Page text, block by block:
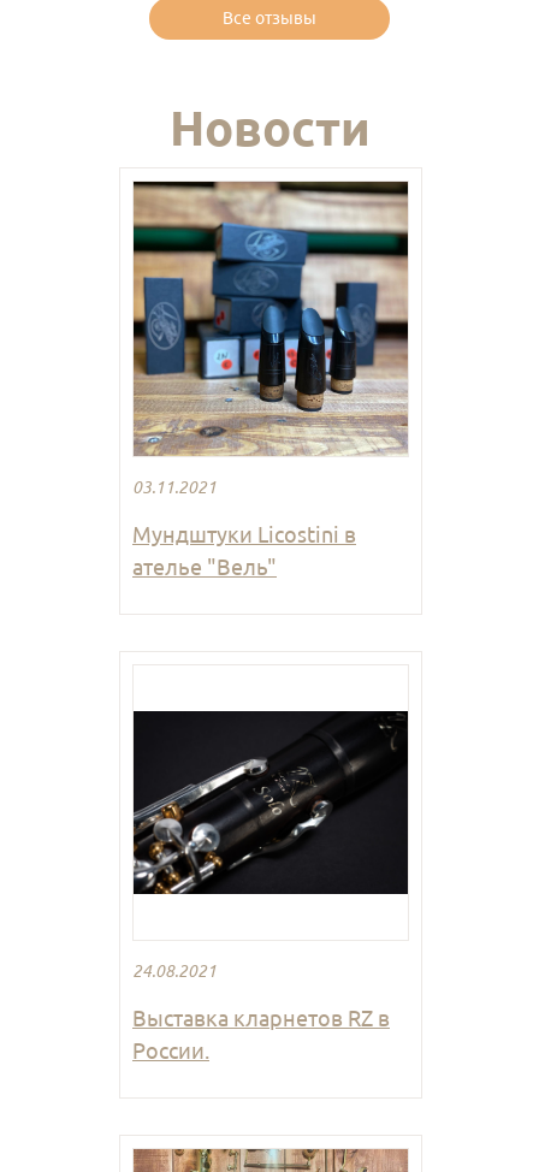
Все отзывы
Новости
03.11.2021
Мундштуки Licostini в
ателье "Вель"
24.08.2021
Выставка кларнетов RZ в
России.